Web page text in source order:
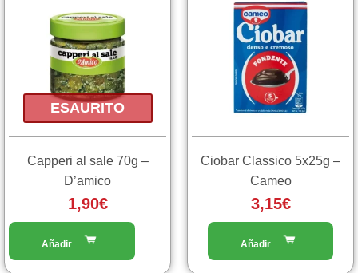
ESAURITO
Capperi al sale 70g –
D’amico
1,90€
Ciobar Classico 5x25g –
Cameo
3,15€